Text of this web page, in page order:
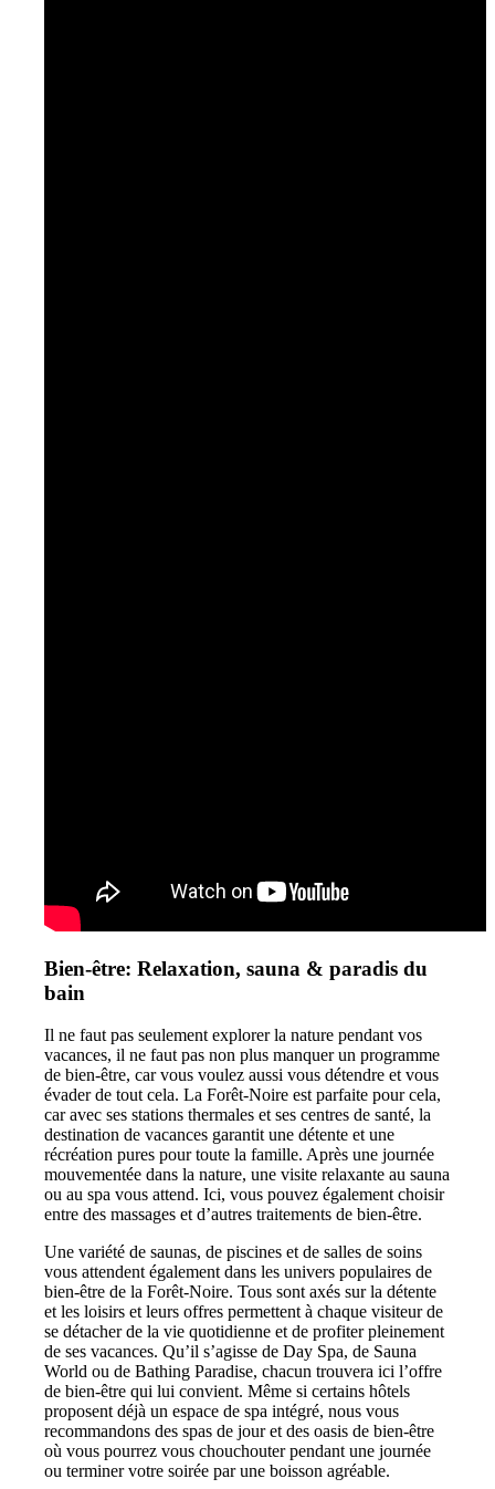
Bien-être: Relaxation, sauna & paradis du
bain
Il ne faut pas seulement explorer la nature pendant vos
vacances, il ne faut pas non plus manquer un programme
de bien-être, car vous voulez aussi vous détendre et vous
évader de tout cela. La Forêt-Noire est parfaite pour cela,
car avec ses stations thermales et ses centres de santé, la
destination de vacances garantit une détente et une
récréation pures pour toute la famille. Après une journée
mouvementée dans la nature, une visite relaxante au sauna
ou au spa vous attend. Ici, vous pouvez également choisir
entre des massages et d’autres traitements de bien-être.
Une variété de saunas, de piscines et de salles de soins
vous attendent également dans les univers populaires de
bien-être de la Forêt-Noire. Tous sont axés sur la détente
et les loisirs et leurs offres permettent à chaque visiteur de
se détacher de la vie quotidienne et de profiter pleinement
de ses vacances. Qu’il s’agisse de Day Spa, de Sauna
World ou de Bathing Paradise, chacun trouvera ici l’offre
de bien-être qui lui convient. Même si certains hôtels
proposent déjà un espace de spa intégré, nous vous
recommandons des spas de jour et des oasis de bien-être
où vous pourrez vous chouchouter pendant une journée
ou terminer votre soirée par une boisson agréable.